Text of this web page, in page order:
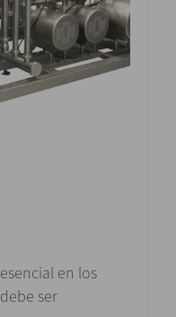
en los
ser